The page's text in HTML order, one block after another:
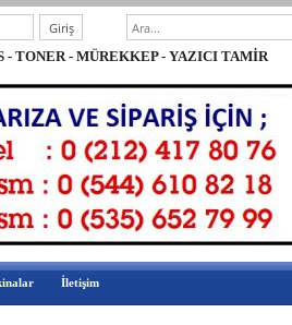
SERVİS - TONER - MÜREKKEP -
İletişim